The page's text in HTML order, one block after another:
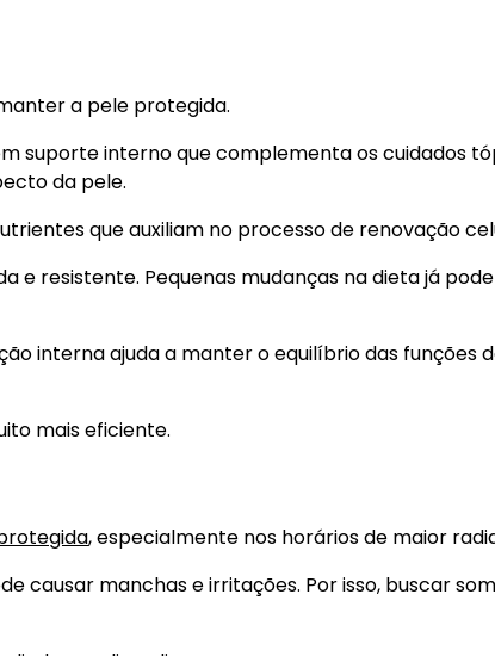
a pele protegida.
suporte interno que complementa os cuidados
da pele.
que auxiliam no processo de renovação
e resistente. Pequenas mudanças na dieta já
interna ajuda a manter o equilíbrio das funções
mais eficiente.
, especialmente nos horários de maior
causar manchas e irritações. Por isso, buscar